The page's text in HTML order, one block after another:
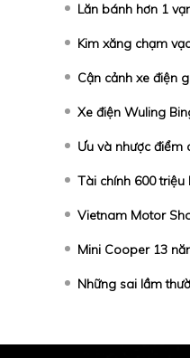
Lăn bánh hơn 1
Kim xăng chạm
Cận cảnh xe điện
Xe điện Wuling
Ưu và nhược
Tài chính 600
Vietnam Motor
Mini Cooper 13
Những sai lầm